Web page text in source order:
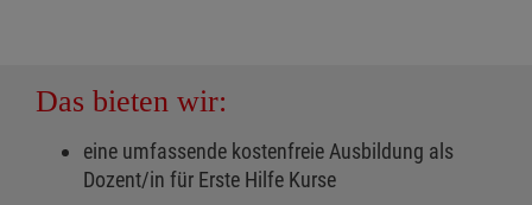
Das bieten wir:
eine umfassende kostenfreie Ausbildung als
Dozent/in für Erste Hilfe Kurse